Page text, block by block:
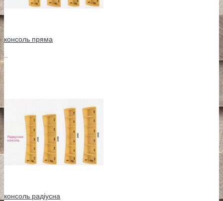
консоль пряма
..
консоль радіусна